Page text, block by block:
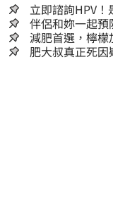
立即諮詢HPV
嫌晚！
伴侶和妳一起預
減肥首選，檸
人生
肥大叔真正死